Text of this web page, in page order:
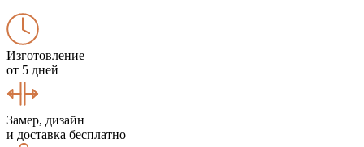
Изготовление
от 5 дней
Замер, дизайн
и доставка бесплатно